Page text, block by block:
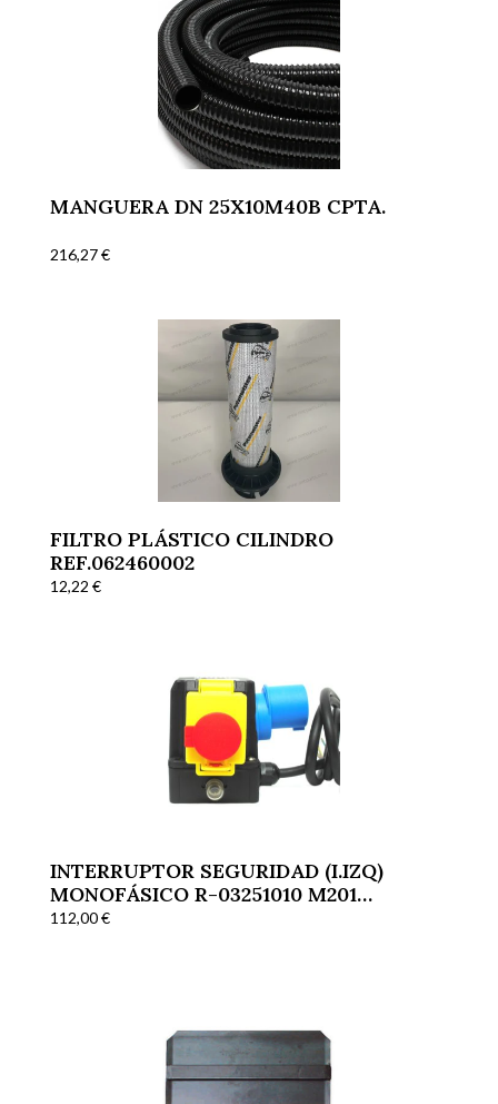
MANGUERA DN 25X10M40B CPTA.
216,27€
FILTRO PLÁSTICO CILINDRO
REF.062460002
12,22 €
INTERRUPTOR SEGURIDAD (I.IZQ)
MONOFÁSICO R-03251010 M201
CORTADORAS
112,00€